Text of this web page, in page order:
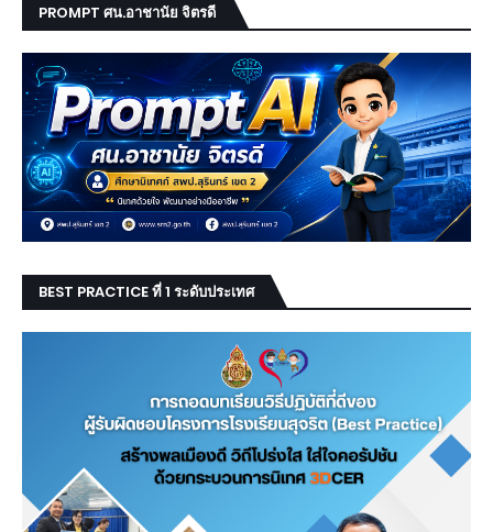
PROMPT ศน.อาชานัย จิตรดี
BEST PRACTICE ที่ 1 ระดับประเทศ